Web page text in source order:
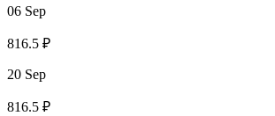
06 Sep
816.5 ₽
20 Sep
816.5 ₽